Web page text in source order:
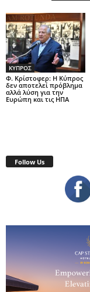
ΚΥΠΡΟΣ
Φ. Κρίστοφερ: Η Κύπρος
δεν αποτελεί πρόβλημα
αλλά λύση για την
Ευρώπη και τις ΗΠΑ
Follow Us